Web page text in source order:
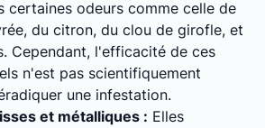
certaines odeurs comme celle de
du citron, du clou de girofle, et
Cependant, l'efficacité de ces
n'est pas scientifiquement
une infestation.
et métalliques : Elles